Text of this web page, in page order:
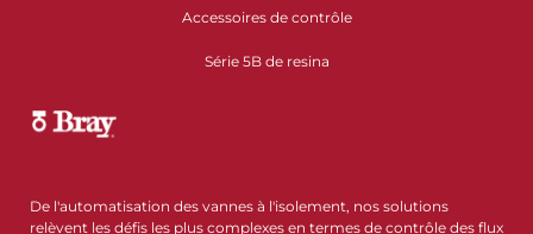
Accessoires de contrôle
Série 5B de resina
De l'automatisation des vannes à l'isolement, nos solutions
relèvent les défis les plus complexes en termes de contrôle des flux